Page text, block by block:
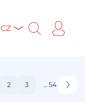
CZ
2 3 ... 54